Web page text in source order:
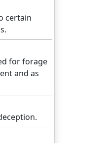
certain
for forage
and as